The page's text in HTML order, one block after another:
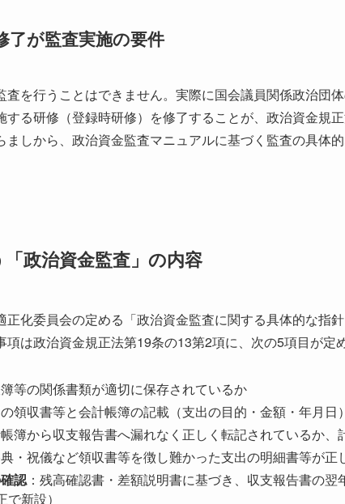
了が監査実施の要件
を行うことはできません。実際に国会議員関係政治団
る研修（登録時研修）を修了することが、政治資金規
ましから、政治資金監査マニュアルに基づく監査の具体
政治資金監査」の内容
化委員会の定める「政治資金監査に関する具体的な指
は政治資金規正法第19条の13第2項に、次の5項目が定
等の関係書類が適切に保存されているか
領収書等と会計帳簿の記載（支出の目的・金額・年月日
簿から収支報告書へ漏れなく正しく転記されているか、
・祝儀など領収書等を徴し難かった支出の明細書等が正
認：残高確認書・差額説明書に基づき、収支報告書の
新設）